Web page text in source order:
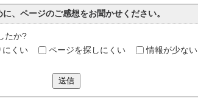
、ページのご感想をお聞かせください。
たか?
にくい ページを探しにくい 情報が少ない
送信